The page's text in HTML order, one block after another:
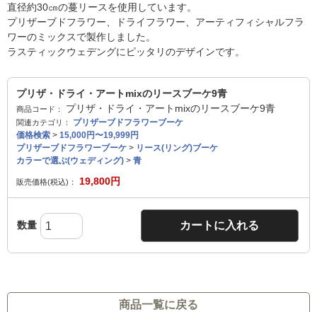
直径約30㎝の蔓リースを使用しています。
プリザーブドフラワー、ドライフラワー、アーティフィシャルフラ
ワーのミックスで製作しました。
ラスティックウェデングにピッタリのデザインです。
プリザ・ドライ・アートmixのリースブーケ9青
商品コード： プリザ・ドライ・アートmixのリースブーケ9青
関連カテゴリ：
プリザーブドフラワーブーケ
価格検索 > 15,000円〜19,999円
プリザーブドフラワーブーケ > リース(リング)ブーケ
カラーで選ぶ(ウェディング) > 青
販売価格(税込)： 19,800円
数量 カートに入れる
商品一覧に戻る